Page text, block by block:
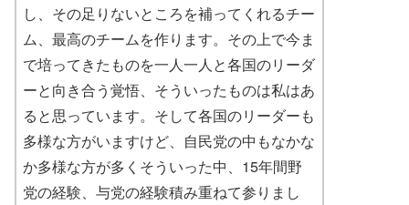
し、その足りないところを補ってくれるチー
ム、最高のチームを作ります。その上で今ま
で培ってきたものを一人一人と各国のリーダ
ーと向き合う覚悟、そういったものは私はあ
ると思っています。そして各国のリーダーも
多様な方がいますけど、自民党の中もなかな
か多様な方が多くそういった中、15年間野
党の経験、与党の経験積み重ねて参りまし